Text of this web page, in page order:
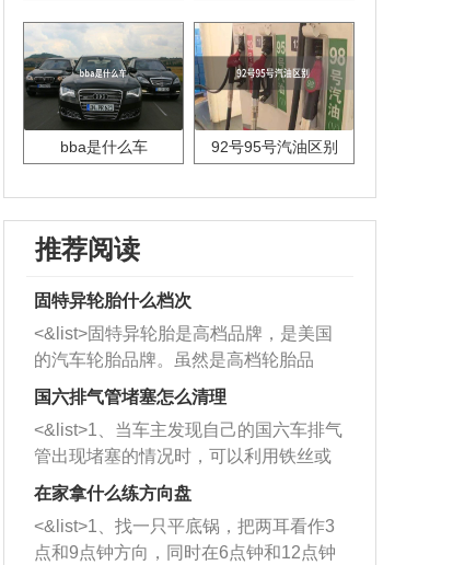
bba是什么车 92号95号汽油区别
推荐阅读
固特异轮胎什么档次
<&list>固特异轮胎是高档品牌，是美国
的汽车轮胎品牌。虽然是高档轮胎品
牌，但是中高低端的轮胎都有生产，这
也是为了更好的开拓市场。
国六排气管堵塞怎么清理
<&list>1、当车主发现自己的国六车排气
管出现堵塞的情况时，可以利用铁丝或
者是细棍，直接将杂物给取出来，如果
堵塞情况比较严重，也可以采取应急措
施。 <&list>2、直接利用木棍将所有的
杂物推到排气管里面的位置处，然后将
在家拿什么练方向盘
<&list>1、找一只平底锅，把两耳看作3
点和9点钟方向，同时在6点钟和12点钟